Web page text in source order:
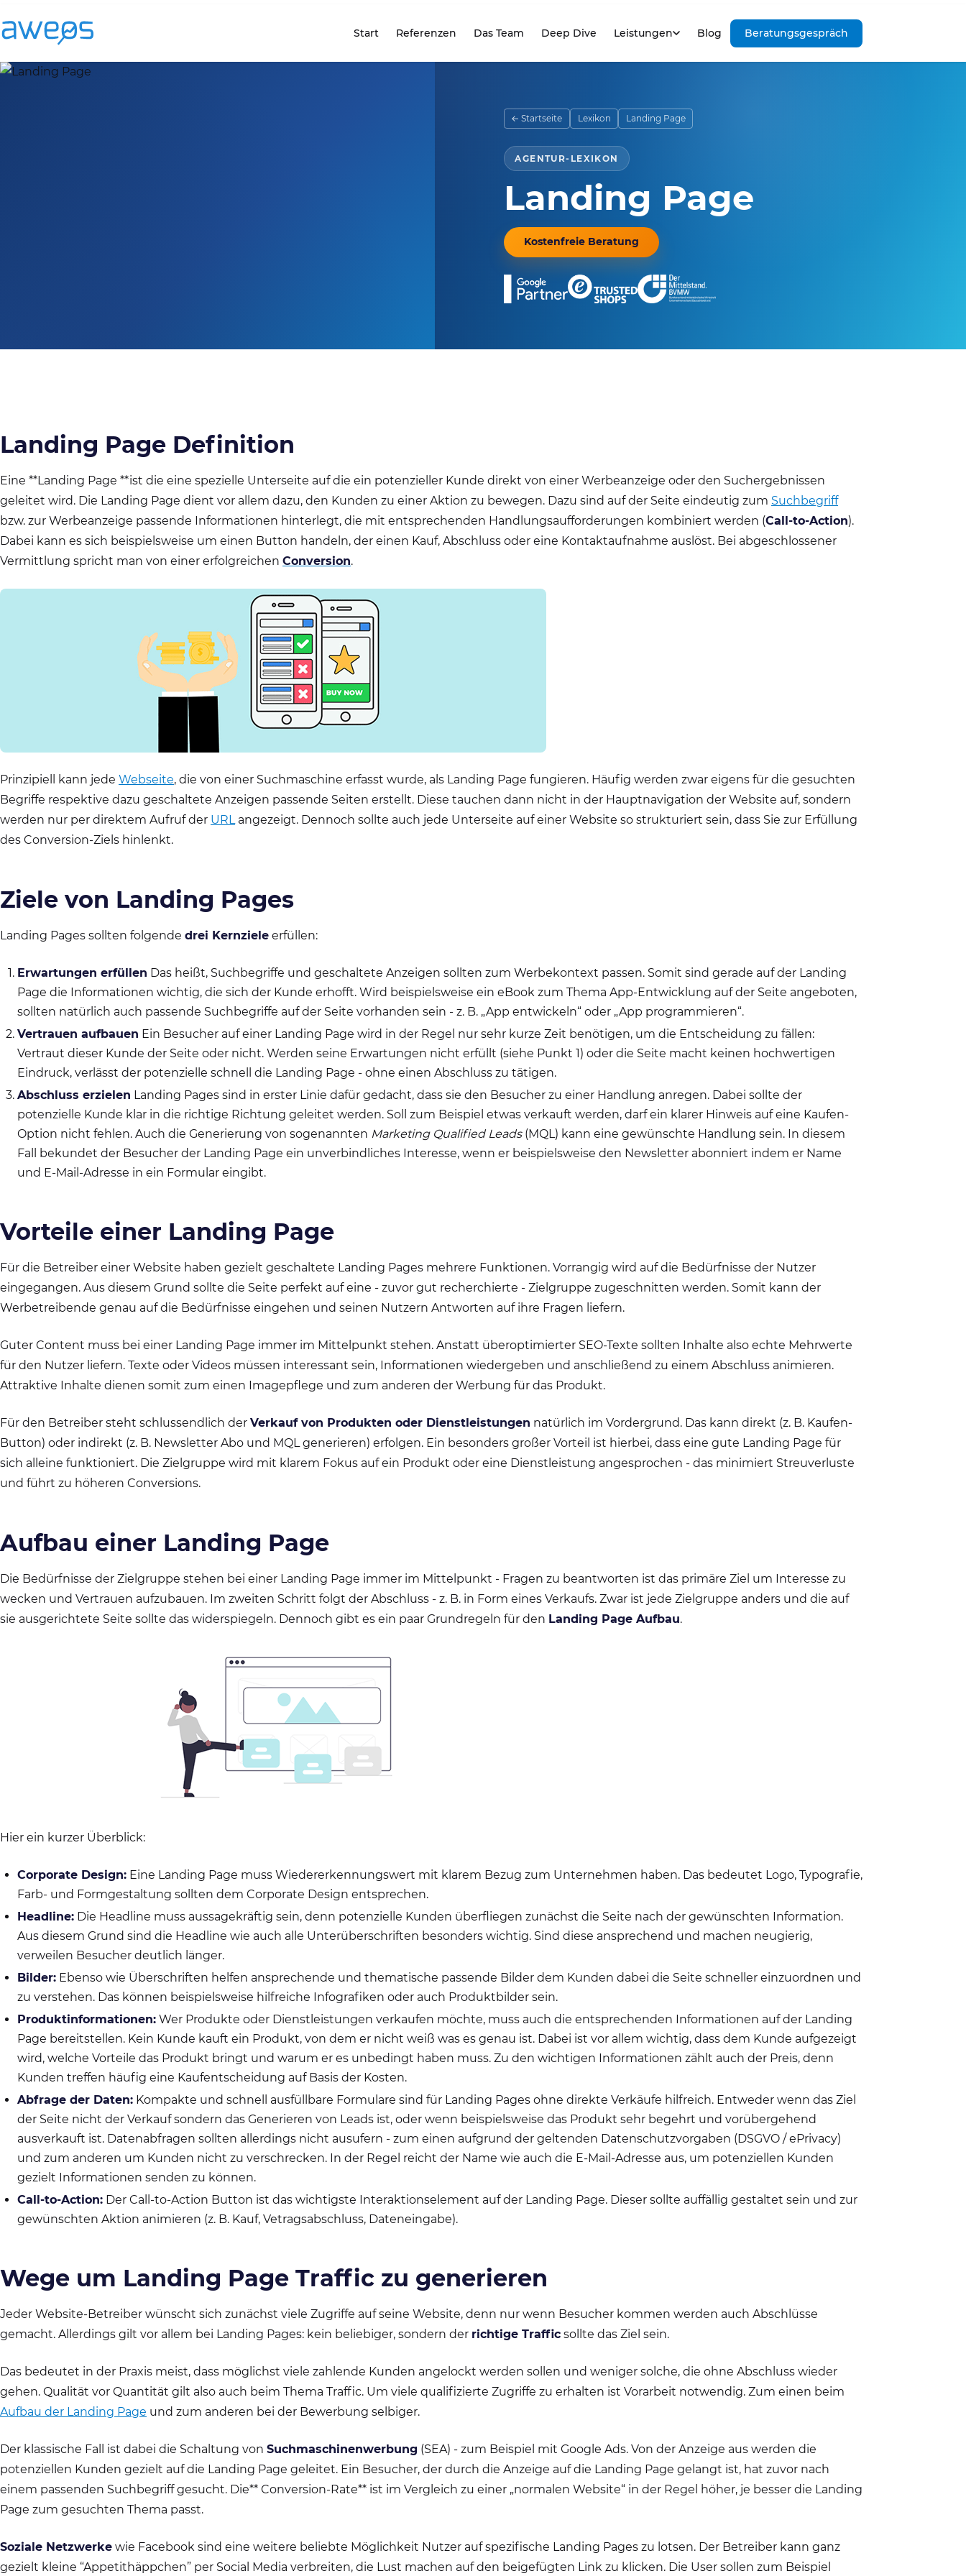
Start
seite
Referenzen Das Team Deep Dive Leistungen Blog Beratungsgespräch
← Startseite Lexikon Landing Page
AGENTUR-LEXIKON
Landing Page
Kostenfreie Beratung
Landing Page Definition
Eine **Landing Page **ist die eine spezielle Unterseite auf die ein potenzieller Kunde direkt von einer Werbeanzeige oder den Suchergebnissen
geleitet wird. Die Landing Page dient vor allem dazu, den Kunden zu einer Aktion zu bewegen. Dazu sind auf der Seite eindeutig zum Suchbegriff
bzw. zur Werbeanzeige passende Informationen hinterlegt, die mit entsprechenden Handlungsaufforderungen kombiniert werden (Call-to-Action).
Dabei kann es sich beispielsweise um einen Button handeln, der einen Kauf, Abschluss oder eine Kontaktaufnahme auslöst. Bei abgeschlossener
Vermittlung spricht man von einer erfolgreichen Conversion.
Prinzipiell kann jede Webseite, die von einer Suchmaschine erfasst wurde, als Landing Page fungieren. Häufig werden zwar eigens für die gesuchten
Begriffe respektive dazu geschaltete Anzeigen passende Seiten erstellt. Diese tauchen dann nicht in der Hauptnavigation der Website auf, sondern
werden nur per direktem Aufruf der URLangezeigt. Dennoch sollte auch jede Unterseite auf einer Website so strukturiert sein, dass Sie zur Erfüllung
des Conversion-Ziels hinlenkt.
Ziele von Landing Pages
Landing Pages sollten folgende drei Kernziele erfüllen:
Erwartungen erfüllen Das heißt, Suchbegriffe und geschaltete Anzeigen sollten zum Werbekontext passen. Somit sind gerade auf der Landing
Page die Informationen wichtig, die sich der Kunde erhofft. Wird beispielsweise ein eBook zum Thema App-Entwicklung auf der Seite angeboten,
sollten natürlich auch passende Suchbegriffe auf der Seite vorhanden sein - z. B. „App entwickeln“ oder „App programmieren“.
Vertrauen aufbauen Ein Besucher auf einer Landing Page wird in der Regel nur sehr kurze Zeit benötigen, um die Entscheidung zu fällen:
Vertraut dieser Kunde der Seite oder nicht. Werden seine Erwartungen nicht erfüllt (siehe Punkt 1) oder die Seite macht keinen hochwertigen
Eindruck, verlässt der potenzielle schnell die Landing Page - ohne einen Abschluss zu tätigen.
Abschluss erzielen Landing Pages sind in erster Linie dafür gedacht, dass sie den Besucher zu einer Handlung anregen. Dabei sollte der
potenzielle Kunde klar in die richtige Richtung geleitet werden. Soll zum Beispiel etwas verkauft werden, darf ein klarer Hinweis auf eine Kaufen-
Option nicht fehlen. Auch die Generierung von sogenannten Marketing Qualified Leads(MQL) kann eine gewünschte Handlung sein. In diesem
Fall bekundet der Besucher der Landing Page ein unverbindliches Interesse, wenn er beispielsweise den Newsletter abonniert indem er Name
und E-Mail-Adresse in ein Formular eingibt.
Vorteile einer Landing Page
Für die Betreiber einer Website haben gezielt geschaltete Landing Pages mehrere Funktionen. Vorrangig wird auf die Bedürfnisse der Nutzer
eingegangen. Aus diesem Grund sollte die Seite perfekt auf eine - zuvor gut recherchierte - Zielgruppe zugeschnitten werden. Somit kann der
Werbetreibende genau auf die Bedürfnisse eingehen und seinen Nutzern Antworten auf ihre Fragen liefern.
Guter Content muss bei einer Landing Page immer im Mittelpunkt stehen. Anstatt überoptimierter SEO-Texte sollten Inhalte also echte Mehrwerte
für den Nutzer liefern. Texte oder Videos müssen interessant sein, Informationen wiedergeben und anschließend zu einem Abschluss animieren.
Attraktive Inhalte dienen somit zum einen Imagepflege und zum anderen der Werbung für das Produkt.
Für den Betreiber steht schlussendlich der Verkauf von Produkten oder Dienstleistungen natürlich im Vordergrund. Das kann direkt (z. B. Kaufen-
Button) oder indirekt (z. B. Newsletter Abo und MQL generieren) erfolgen. Ein besonders großer Vorteil ist hierbei, dass eine gute Landing Page für
sich alleine funktioniert. Die Zielgruppe wird mit klarem Fokus auf ein Produkt oder eine Dienstleistung angesprochen - das minimiert Streuverluste
und führt zu höheren Conversions.
Aufbau einer Landing Page
Die Bedürfnisse der Zielgruppe stehen bei einer Landing Page immer im Mittelpunkt - Fragen zu beantworten ist das primäre Ziel um Interesse zu
wecken und Vertrauen aufzubauen. Im zweiten Schritt folgt der Abschluss - z. B. in Form eines Verkaufs. Zwar ist jede Zielgruppe anders und die auf
sie ausgerichtete Seite sollte das widerspiegeln. Dennoch gibt es ein paar Grundregeln für den Landing Page Aufbau.
Hier ein kurzer Überblick:
Corporate Design: Eine Landing Page muss Wiedererkennungswert mit klarem Bezug zum Unternehmen haben. Das bedeutet Logo, Typografie,
Farb- und Formgestaltung sollten dem Corporate Design entsprechen.
Headline: Die Headline muss aussagekräftig sein, denn potenzielle Kunden überfliegen zunächst die Seite nach der gewünschten Information.
Aus diesem Grund sind die Headline wie auch alle Unterüberschriften besonders wichtig. Sind diese ansprechend und machen neugierig,
verweilen Besucher deutlich länger.
Bilder: Ebenso wie Überschriften helfen ansprechende und thematische passende Bilder dem Kunden dabei die Seite schneller einzuordnen und
zu verstehen. Das können beispielsweise hilfreiche Infografiken oder auch Produktbilder sein.
Produktinformationen: Wer Produkte oder Dienstleistungen verkaufen möchte, muss auch die entsprechenden Informationen auf der Landing
Page bereitstellen. Kein Kunde kauft ein Produkt, von dem er nicht weiß was es genau ist. Dabei ist vor allem wichtig, dass dem Kunde aufgezeigt
wird, welche Vorteile das Produkt bringt und warum er es unbedingt haben muss. Zu den wichtigen Informationen zählt auch der Preis, denn
Kunden treffen häufig eine Kaufentscheidung auf Basis der Kosten.
Abfrage der Daten: Kompakte und schnell ausfüllbare Formulare sind für Landing Pages ohne direkte Verkäufe hilfreich. Entweder wenn das Ziel
der Seite nicht der Verkauf sondern das Generieren von Leads ist, oder wenn beispielsweise das Produkt sehr begehrt und vorübergehend
ausverkauft ist. Datenabfragen sollten allerdings nicht ausufern - zum einen aufgrund der geltenden Datenschutzvorgaben (DSGVO / ePrivacy)
und zum anderen um Kunden nicht zu verschrecken. In der Regel reicht der Name wie auch die E-Mail-Adresse aus, um potenziellen Kunden
gezielt Informationen senden zu können.
Call-to-Action: Der Call-to-Action Button ist das wichtigste Interaktionselement auf der Landing Page. Dieser sollte auffällig gestaltet sein und zur
gewünschten Aktion animieren (z. B. Kauf, Vetragsabschluss, Dateneingabe).
Wege um Landing Page Traffic zu generieren
Jeder Website-Betreiber wünscht sich zunächst viele Zugriffe auf seine Website, denn nur wenn Besucher kommen werden auch Abschlüsse
gemacht. Allerdings gilt vor allem bei Landing Pages: kein beliebiger, sondern der richtige Traffic sollte das Ziel sein.
Das bedeutet in der Praxis meist, dass möglichst viele zahlende Kunden angelockt werden sollen und weniger solche, die ohne Abschluss wieder
gehen. Qualität vor Quantität gilt also auch beim Thema Traffic. Um viele qualifizierte Zugriffe zu erhalten ist Vorarbeit notwendig. Zum einen beim
Aufbau der Landing Page und zum anderen bei der Bewerbung selbiger.
Der klassische Fall ist dabei die Schaltung von Suchmaschinenwerbung (SEA) - zum Beispiel mit Google Ads. Von der Anzeige aus werden die
potenziellen Kunden gezielt auf die Landing Page geleitet. Ein Besucher, der durch die Anzeige auf die Landing Page gelangt ist, hat zuvor nach
einem passenden Suchbegriff gesucht. Die** Conversion-Rate** ist im Vergleich zu einer „normalen Website“ in der Regel höher, je besser die Landing
Page zum gesuchten Thema passt.
Soziale Netzwerke wie Facebook sind eine weitere beliebte Möglichkeit Nutzer auf spezifische Landing Pages zu lotsen. Der Betreiber kann ganz
gezielt kleine “Appetithäppchen” per Social Media verbreiten, die Lust machen auf den beigefügten Link zu klicken. Die User sollen zum Beispiel